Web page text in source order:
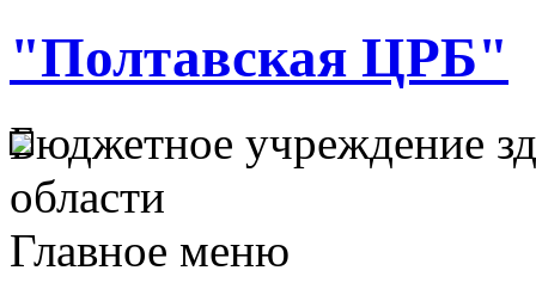
"Полтавская ЦРБ"
Бюджетное учреждение
области
Главное меню